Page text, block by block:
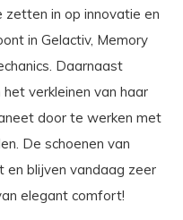
in op innovatie en
in Gelactiv, Memory
Daarnaast
verkleinen van haar
door te werken met
De schoenen van
en blijven vandaag zeer
elegant comfort!